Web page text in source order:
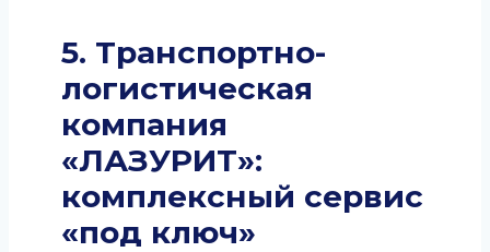
5. Транспортно-
логистическая
компания
«ЛАЗУРИТ»:
комплексный сервис
«под ключ»